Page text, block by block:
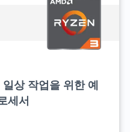
상 작업을 위한 예
세서